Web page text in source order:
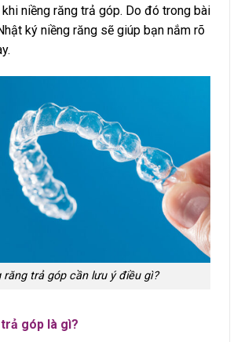
niềng răng trả góp. Do đó trong bài
ký niềng răng sẽ giúp bạn nắm rõ
răng trả góp cần lưu ý điều gì?
góp là gì?